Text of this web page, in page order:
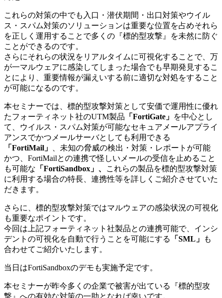
これらの対策の中でも入口・潜伏期間・出口対策やウイル
ス・スパム対策のソリューションは重要な位置を占めそれら
を正しく運用することで多くの『標的型攻撃』を未然に防ぐ
ことができるのです。
さらにそれらの状況をリアルタイムに可視化することで、万
が一マルウェアに感染してしまった場合でも早期発見するこ
とにより、重要情報が漏えいする前に適切な対処をすること
が可能になるのです。
本セミナーでは、標的型攻撃対策として安価で運用性に優れ
たフォーティネット社のUTM製品 「FortiGate」 を中心とし
て、ウイルス・スパム対策が可能なセキュアメールアプライ
アンスでかつメールサーバとしても利用できる
「FortiMail」
、未知の脅威の検出・対策・レポートが可能
かつ、FortiMailとの連携で怪しいメールの受信を止めること
も可能な 「FortiSandbox」、
これらの製品を標的型攻撃対策
に利用する場合の特長、連携性等を詳しくご紹介させていた
だきます。
さらに、標的型攻撃対策ではマルウェアの感染状況の可視化
も重要なポイントです。
今回は上記フォーティネット社製品との連携可能で、インシ
デントの可視化を自動で行うことを可能にする
「SML」
も
合わせてご紹介いたします。
当日はFortiSandboxのデモも実施予定です。
本セミナーが昨今多くの企業で被害が出ている『標的型攻